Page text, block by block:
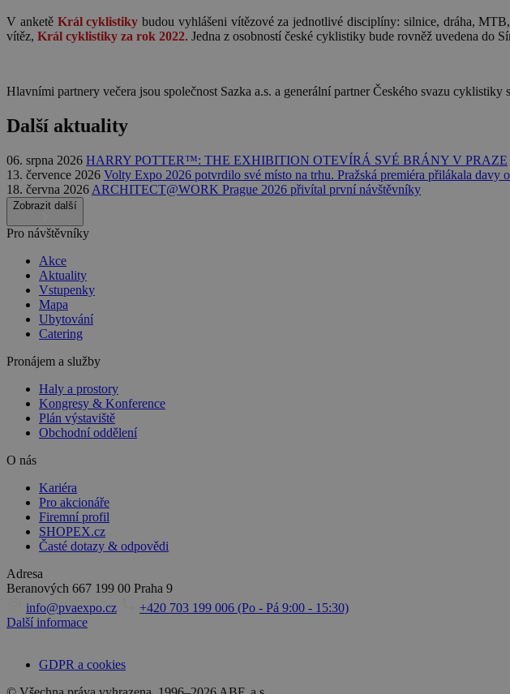
V anketě Král cyklistiky budou vyhlášeni vítězové za jednotlivé disciplíny: silnice, dráha,
vítěz, Král cyklistiky za rok 2022. Jedna z osobností české cyklistiky bude rovněž uvedena do
Hlavními partnery večera jsou společnost Sazka a.s. a generální partner Českého svazu
Další aktuality
06. srpna 2026 HARRY POTTER™: THE EXHIBITION OTEVÍRÁ SVÉ BRÁNY V PRAZE
13. července 2026 Volty Expo 2026 potvrdilo své místo na trhu. Pražská premiéra přilákala davy
18. června 2026 ARCHITECT@WORK Prague 2026 přivítal první návštěvníky
Zobrazit další
Pro návštěvníky
Akce
Aktuality
Vstupenky
Mapa
Ubytování
Catering
Pronájem a služby
Haly a prostory
Kongresy & Konference
Plán výstaviště
Obchodní oddělení
O nás
Kariéra
Pro akcionáře
Firemní profil
SHOPEX.cz
Časté dotazy & odpovědi
Adresa
Beranových 667 199 00 Praha 9
info@pvaexpo.cz
+420 703 199 006 (Po - Pá 9:00 - 15:30)
Další informace
GDPR a cookies